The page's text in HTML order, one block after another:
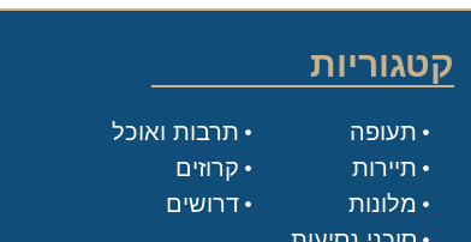
קטגוריות
תעופה
תיירות
מלונות
תרבות ואוכל
קרוזים
דרושים